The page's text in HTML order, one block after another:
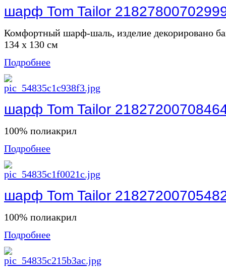
шарф Tom Tailor
Комфортный шарф-шаль, изделие декорировано
134 х 130 см
Подробнее
шарф Tom Tailor
100% полиакрил
Подробнее
шарф Tom Tailor
100% полиакрил
Подробнее